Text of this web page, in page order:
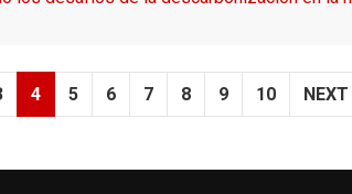
4 5 6 7 8 9 10 NEXT